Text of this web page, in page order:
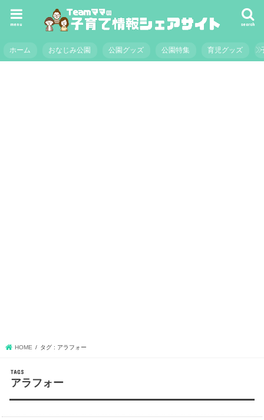
search
menu
ホーム おなじみ公園 公園グッズ 公園特集 育児グッズ
HOME タグ : アラフォー
アラフォー